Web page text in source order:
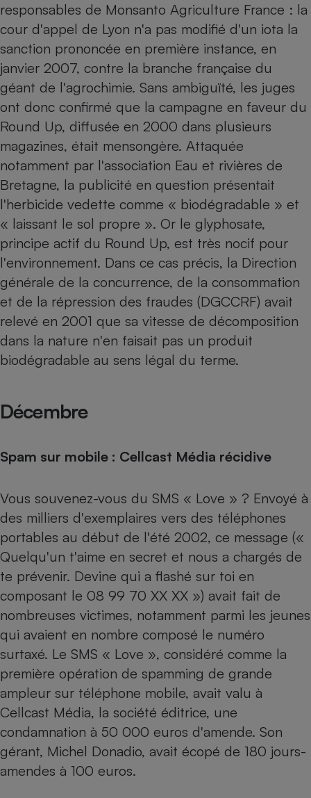
responsables de Monsanto Agriculture France : la
cour d'appel de Lyon n'a pas modifié d'un iota la
sanction prononcée en première instance, en
janvier 2007, contre la branche française du
géant de l'agrochimie. Sans ambiguïté, les juges
ont donc confirmé que la campagne en faveur du
Round Up, diffusée en 2000 dans plusieurs
magazines, était mensongère. Attaquée
notamment par l'association Eau et rivières de
Bretagne, la publicité en question présentait
l'herbicide vedette comme « biodégradable » et
« laissant le sol propre ». Or le glyphosate,
principe actif du Round Up, est très nocif pour
l'environnement. Dans ce cas précis, la Direction
générale de la concurrence, de la consommation
et de la répression des fraudes (DGCCRF) avait
relevé en 2001 que sa vitesse de décomposition
dans la nature n'en faisait pas un produit
biodégradable au sens légal du terme.
Décembre
Spam sur mobile : Cellcast Média récidive
Vous souvenez-vous du SMS « Love » ? Envoyé à
des milliers d'exemplaires vers des téléphones
portables au début de l'été 2002, ce message («
Quelqu'un t'aime en secret et nous a chargés de
te prévenir. Devine qui a flashé sur toi en
composant le 08 99 70 XX XX ») avait fait de
nombreuses victimes, notamment parmi les jeunes
qui avaient en nombre composé le numéro
surtaxé. Le SMS « Love », considéré comme la
première opération de spamming de grande
ampleur sur téléphone mobile, avait valu à
Cellcast Média, la société éditrice, une
condamnation à 50 000 euros d'amende. Son
gérant, Michel Donadio, avait écopé de 180 jours-
amendes à 100 euros.